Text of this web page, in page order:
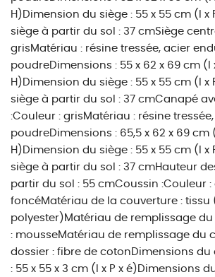
H)Dimension du siège : 55 x 55 cm (l x
siège à partir du sol : 37 cmSiège
grisMatériau : résine tressée, acier
poudreDimensions : 55 x 62 x 69 cm (l
H)Dimension du siège : 55 x 55 cm (l x
siège à partir du sol : 37 cmCanapé
:Couleur : grisMatériau : résine
poudreDimensions : 65,5 x 62 x 69 cm
H)Dimension du siège : 55 x 55 cm (l x
siège à partir du sol : 37 cmHauteur
partir du sol : 55 cmCoussin :Couleur :
foncéMatériau de la couverture : tissu
polyester)Matériau de remplissage
: mousseMatériau de remplissage du
dossier : fibre de cotonDimensions du
: 55 x 55 x 3 cm (l x P x é)Dimensions